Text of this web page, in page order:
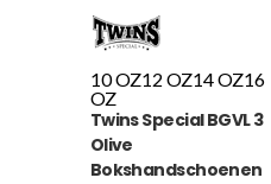
10 OZ12 OZ14 OZ16
OZ
Twins Special BGVL 3
Olive
Bokshandschoenen